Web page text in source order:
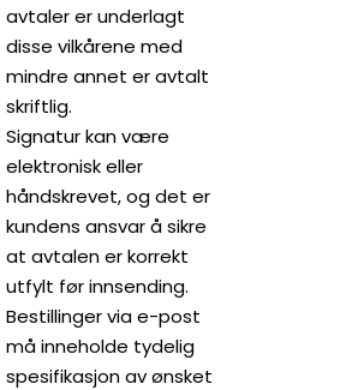
avtaler er underlagt
disse vilkårene med
mindre annet er avtalt
skriftlig.
Signatur kan være
elektronisk eller
håndskrevet, og det er
kundens ansvar å sikre
at avtalen er korrekt
utfylt før innsending.
Bestillinger via e-post
må inneholde tydelig
spesifikasjon av ønsket